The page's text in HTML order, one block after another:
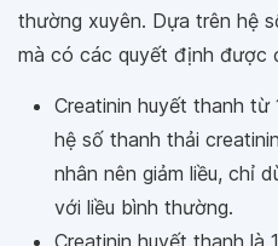
thường xuyên. Dựa trên hệ
mà có các quyết định được
Creatinin huyết thanh từ
hệ số thanh thải
nhân nên giảm liều, chỉ
với liều bình thường.
Creatinin huyết thanh là